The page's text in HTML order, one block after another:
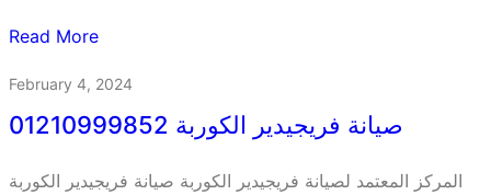
Read More
February 4, 2024
صيانة فريجيدير الكوربة 01210999852
المركز المعتمد لصيانة فريجيدير الكوربة صيانة فريجيدير الكوربة